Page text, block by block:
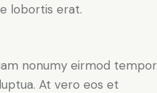
lobortis erat.
nonumy eirmod tempor
At vero eos et